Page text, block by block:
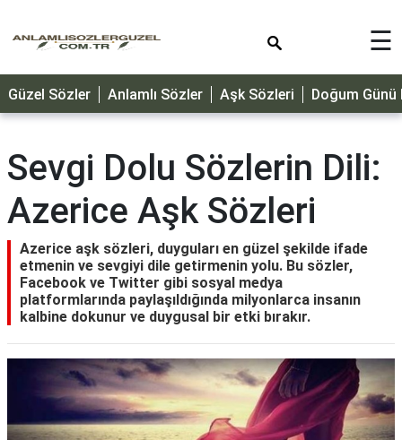
GÜZEL
SÖZLER
DOĞUM
GÜNÜ
MESAJLARI
ÖZEL
GÜNLER
DİNİ
☰
Güzel Sözler Anlamlı Sözler Aşk Sözleri Doğum Günü
Sevgi Dolu Sözlerin Dili:
Azerice Aşk Sözleri
Azerice aşk sözleri, duyguları en güzel şekilde ifade
etmenin ve sevgiyi dile getirmenin yolu. Bu sözler,
Facebook ve Twitter gibi sosyal medya
platformlarında paylaşıldığında milyonlarca insanın
kalbine dokunur ve duygusal bir etki bırakır.